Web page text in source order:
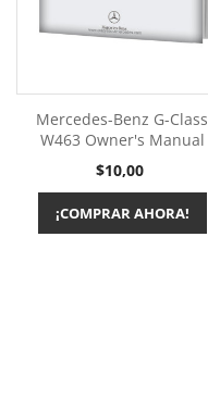
Mercedes-Benz G-Class
W463 Owner's Manual
Precio
$10,00
¡COMPRAR AHORA!